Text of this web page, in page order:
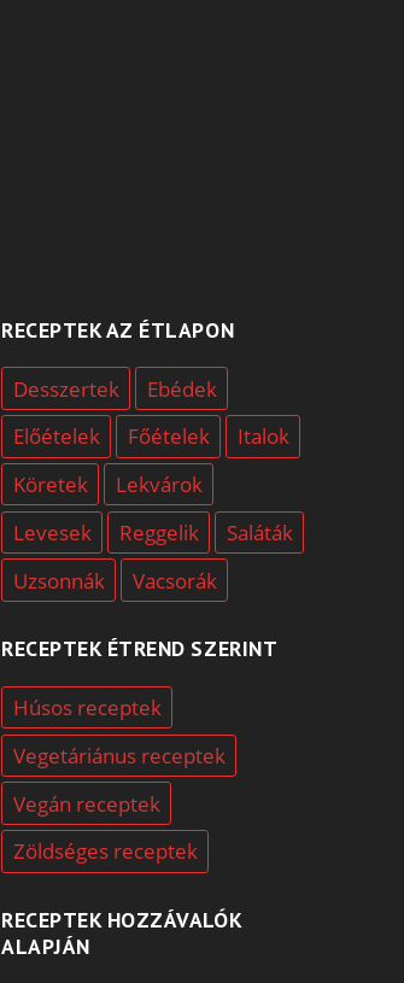
RECEPTEK AZ ÉTLAPON
Desszertek
Ebédek
Előételek
Főételek
Italok
Köretek
Lekvárok
Levesek
Reggelik
Saláták
Uzsonnák
Vacsorák
RECEPTEK ÉTREND SZERINT
Húsos receptek
Vegetáriánus receptek
Vegán receptek
Zöldséges receptek
RECEPTEK HOZZÁVALÓK
ALAPJÁN